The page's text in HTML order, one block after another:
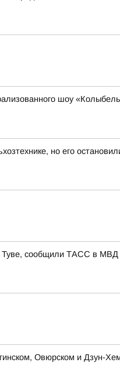
шоу
но его
Туве, сообщили ТАСС в МВД
Овюрском и Дзун-